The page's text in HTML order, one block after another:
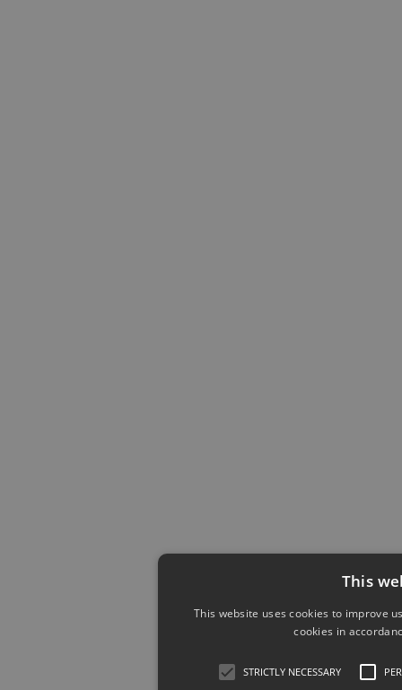
This
This website uses cookies to improve
cookies in
STRICTLY NECESSARY